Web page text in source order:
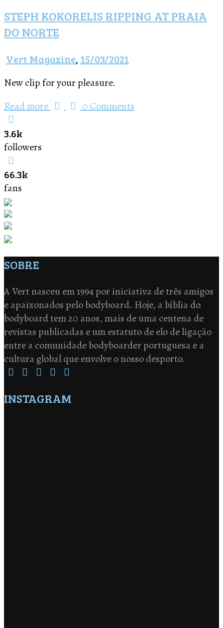
STEPH KOKORELIS RIPPING AT PRAIA
DO NORTE
Vert Magazine, 15/03/2021
New clip for your pleasure.
Read more
0 Comments
3.6k
followers
66.3k
fans
SOBRE
A Vert nasceu em 1994 por iniciativa de três amigos
e apaixonados pelo bodyboard. Hoje, a bíblia do
bodyboard tem 20 anos, mais de uma centena de
revistas publicadas e um estatuto de elo de ligação
entre a comunidade bodyboarder portuguesa e a
cultura global que envolve o nosso desporto.
INSTAGRAM